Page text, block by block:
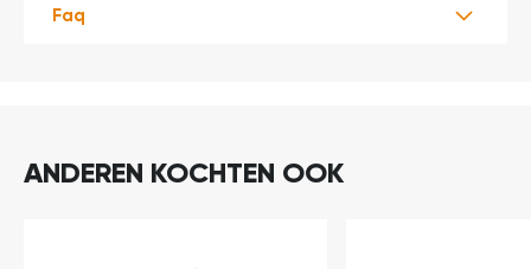
- 6 legborden 550 x 200 mm (bxd) verzinkt
Faq
ANDEREN KOCHTEN OOK